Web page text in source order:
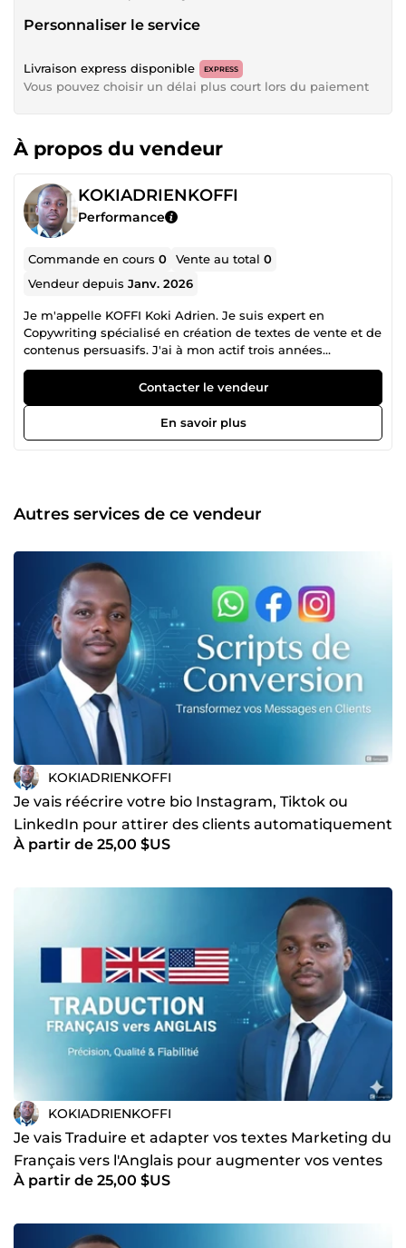
Personnaliser le service
Livraison express disponible EXPRESS
Vous pouvez choisir un délai plus court lors du paiement
À propos du vendeur
KOKIADRIENKOFFI
Performance
Commande en cours0 Vente au total0
Vendeur depuisJanv. 2026
Je m'appelle KOFFI Koki Adrien. Je suis expert en
Copywriting spécialisé en création de textes de vente et de
contenus persuasifs. J'ai à mon actif trois années
d'expérience dans ledit domaine. Je fais: -de la création de
pages de vente(Landing pages) -Description de services
ou produits -Textes publicitaires(Facebook, Instagram,
Google Ads) -Emails marketing(Séquences de vente) et -
des Scripts WhatsApp. Je suis issue de l'ESATIC(École
Contacter le vendeur
En savoir plus
Autres services de ce vendeur
KOKIADRIENKOFFI
Je vais réécrire votre bio Instagram, Tiktok ou
LinkedIn pour attirer des clients automatiquement
À partir de 25,00 $US
KOKIADRIENKOFFI
Je vais Traduire et adapter vos textes Marketing du
Français vers l'Anglais pour augmenter vos ventes
À partir de 25,00 $US